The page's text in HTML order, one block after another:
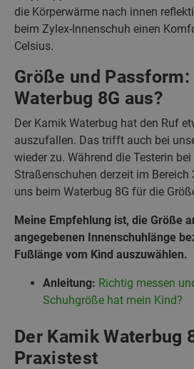
die Körperwärme nach innen
beim Zylex-Innenschuh einen
Celsius.
Größe und
Waterbug 8G aus?
Der Kamik Waterbug hat den Ruf
auszufallen. Das trifft auch bei
wieder zu. Während die Testerin
Straßenschuhen derzeit im
uns beim Waterbug 8G für die
Meine Empfehlung ist, die Größe
angegebenen Innenschuhlänge
Fußlänge vom Kind auszuwählen.
Anleitung: Richtig messen
Schuhgröße hat mein Kind?
Der Kamik Waterbug
Praxistest